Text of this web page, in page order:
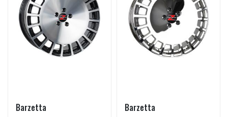
Barzetta Barzetta